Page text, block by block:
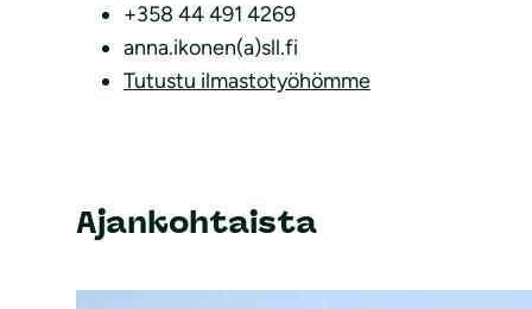
+358 44 491 4269
anna.ikonen(a)sll.fi
Tutustu ilmastotyöhömme
Ajankohtaista